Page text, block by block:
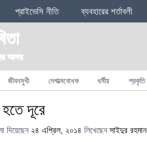
প্রাইভেসি নীতি ব্যবহারের শর্তাবলী
আসর
জীবনমুখী দেশাত্মবোধক ধর্মীয় প্রকৃতি
হতে দূরে
দিয়েছেন ২৪ এপ্রিল, ২০১৪ লিখেছেন সাইদুর রহমান